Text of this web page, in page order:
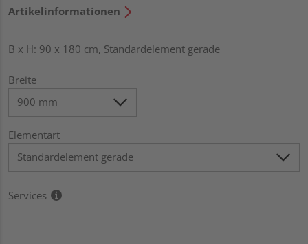
Artikelinformationen
B x H: 90 x 180 cm, Standardelement gerade
Breite
Elementart
Services